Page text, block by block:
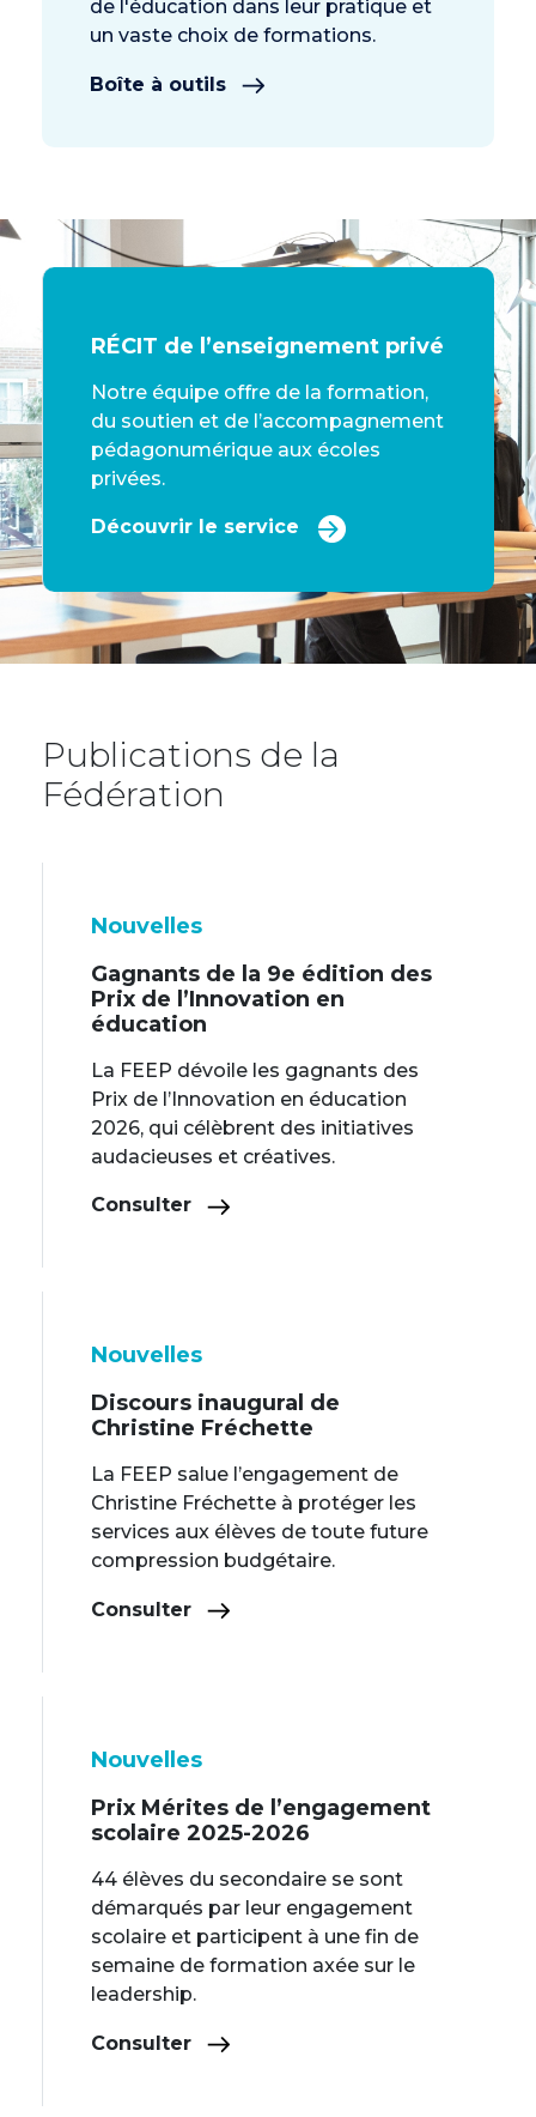
de l'éducation dans leur pratique et
un vaste choix de formations.
Boîte à outils
RÉCIT de l’enseignement privé
Notre équipe offre de la formation,
du soutien et de l’accompagnement
pédagonumérique aux écoles
privées.
Découvrir le service
Publications de la
Fédération
Nouvelles
Gagnants de la 9e édition des
Prix de l’Innovation en
éducation
La FEEP dévoile les gagnants des
Prix de l’Innovation en éducation
2026, qui célèbrent des initiatives
audacieuses et créatives.
Consulter
Nouvelles
Discours inaugural de
Christine Fréchette
La FEEP salue l’engagement de
Christine Fréchette à protéger les
services aux élèves de toute future
compression budgétaire.
Consulter
Nouvelles
Prix Mérites de l’engagement
scolaire 2025-2026
44 élèves du secondaire se sont
démarqués par leur engagement
scolaire et participent à une fin de
semaine de formation axée sur le
leadership.
Consulter